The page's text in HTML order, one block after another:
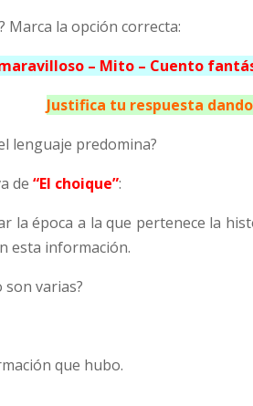
Marca la opción correcta:
– Mito – Cuento
Justifica tu respuesta
lenguaje predomina?
de “El choique”:
la época a la que pertenece la
esta información.
son varias?
que hubo.